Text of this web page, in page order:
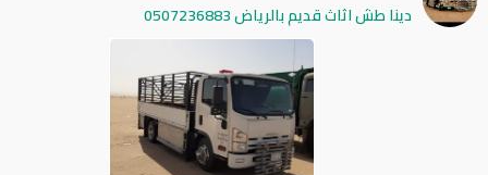
دينا طش اثاث قديم بالرياض 0507236883